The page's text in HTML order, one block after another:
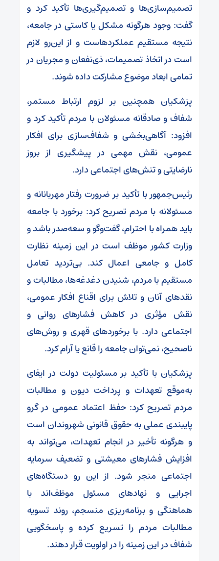
تصمیم‌سازی‌ها و تصمیم‌گیری‌ها تأکید کرد و
گفت: وجود هرگونه مشکل یا کاستی در جامعه،
نتیجه مستقیم عملکردهاست و از این‌رو لازم
است در اتخاذ تصمیمات، ذی‌نفعان و مجریان در
تمامی ابعاد موضوع مشارکت داده شوند.
پزشکیان همچنین بر لزوم ارتباط مستمر،
شفاف و صادقانه مسئولان با مردم تأکید کرد و
افزود: آگاهی‌بخشی و شفاف‌سازی برای افکار
عمومی، نقش مهمی در پیشگیری از بروز
نارضایتی و تنش‌های اجتماعی دارد.
رئیس‌جمهور با تأکید بر ضرورت رفتار مهربانانه و
مسئولانه با مردم تصریح کرد: برخورد با جامعه
باید همراه با احترام، گفت‌وگو و سعه‌صدر باشد و
وزارت کشور موظف است در این زمینه نظارت
کامل و جامعی اعمال کند. بی‌تردید تعامل
مستقیم با مردم، شنیدن دغدغه‌ها، مطالبات و
نقدهای آنان و تلاش برای اقناع افکار عمومی،
نقش مؤثری در کاهش فشارهای روانی و
اجتماعی دارد. با برخوردهای قهری و روش‌های
ناصحیح، نمی‌توان جامعه را قانع یا آرام کرد.
پزشکیان با تأکید بر مسئولیت دولت در ایفای
به‌موقع تعهدات و پرداخت دیون و مطالبات
مردم تصریح کرد: حفظ اعتماد عمومی در گرو
پایبندی عملی به حقوق قانونی شهروندان است
و هرگونه تأخیر در انجام تعهدات، می‌تواند به
افزایش فشارهای معیشتی و تضعیف سرمایه
اجتماعی منجر شود. از این رو دستگاه‌های
اجرایی و نهادهای مسئول موظف‌اند با
هماهنگی و برنامه‌ریزی منسجم، روند تسویه
مطالبات مردم را تسریع کرده و پاسخگویی
شفاف در این زمینه را در اولویت قرار دهند.